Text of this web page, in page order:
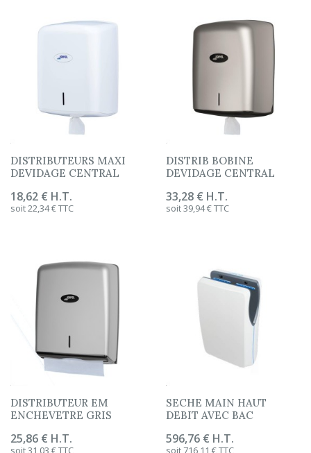
DISTRIBUTEURS MAXI
DEVIDAGE CENTRAL
Prix
18,62 € H.T.
soit 22,34 € TTC
DISTRIB BOBINE
DEVIDAGE CENTRAL
Prix
33,28 € H.T.
soit 39,94 € TTC
DISTRIBUTEUR EM
ENCHEVETRE GRIS
Prix
25,86 € H.T.
soit 31,03 € TTC
SECHE MAIN HAUT
DEBIT AVEC BAC
Prix
596,76 € H.T.
soit 716,11 € TTC